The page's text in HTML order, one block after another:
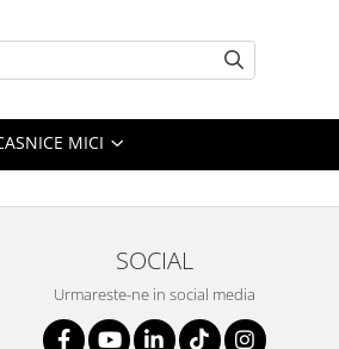
MICI
SOCIAL
Urmareste-ne in social media